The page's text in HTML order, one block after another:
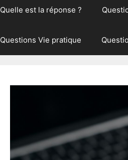
Quelle est la réponse ?
Questions Vie pratique